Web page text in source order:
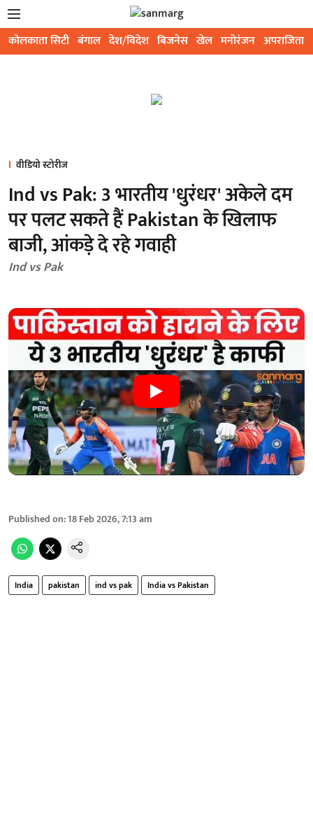
कोलकाता सिटी बंगाल देश/विदेश बिजनेस खेल मनोरंजन अपराजिता
वीडियो स्टोरीज
Ind vs Pak: 3 भारतीय 'धुरंधर' अकेले दम
पर पलट सकते हैं Pakistan के खिलाफ
बाजी, आंकड़े दे रहे गवाही
Ind vs Pak
Published on:18 Feb 2026, 7:13 am
India pakistan ind vs pak India vs Pakistan